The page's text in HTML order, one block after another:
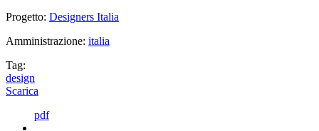
Progetto: Designers Italia
Amministrazione: italia
Tag:
design
Scarica
pdf